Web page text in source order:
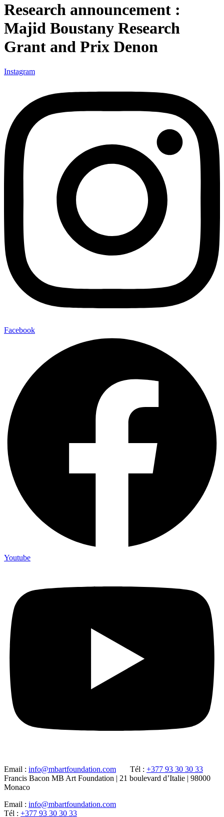
Research announcement :
Majid Boustany Research
Grant and Prix Denon
Instagram
Facebook
Youtube
Email : info@mbartfoundation.com Tél : +377 93 30 30 33
Francis Bacon MB Art Foundation | 21 boulevard d’Italie | 98000
Monaco
Email : info@mbartfoundation.com
Tél : +377 93 30 30 33